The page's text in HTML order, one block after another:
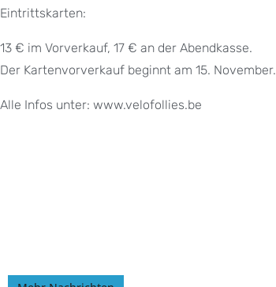
Eintrittskarten:
13 € im Vorverkauf, 17 € an der Abendkasse.
Der Kartenvorverkauf beginnt am 15. November.
Alle Infos unter: www.velofollies.be